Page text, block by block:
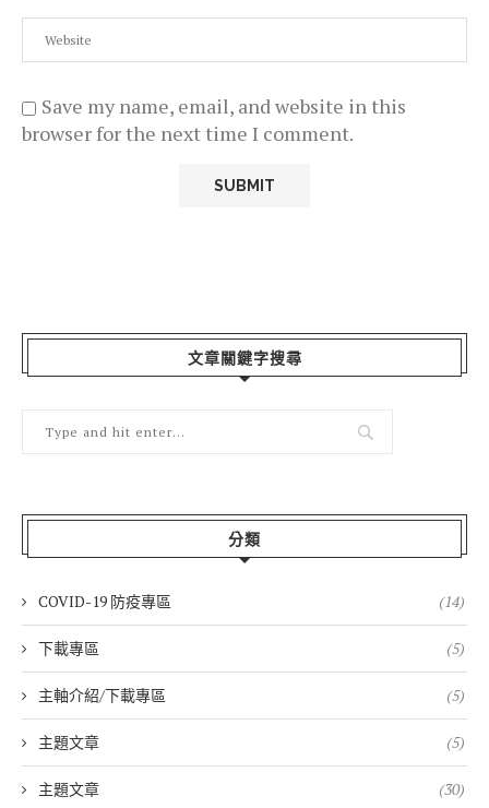
Save my name, email, and website in this
browser for the next time I comment.
文章關鍵字搜尋
分類
COVID-19 防疫專區 (14)
下載專區 (5)
主軸介紹/下載專區 (5)
主題文章 (5)
主題文章 (30)